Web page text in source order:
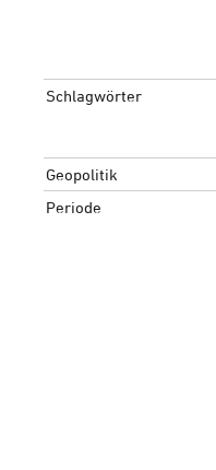
Schlagwörter
Geopolitik
Periode